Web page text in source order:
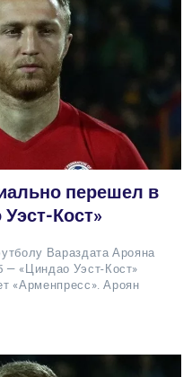
перешел в
Кост»
Вараздата Арояна
— «Циндао Уэст-Кост»
«Арменпресс». Ароян